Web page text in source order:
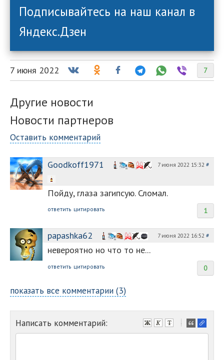
Подписывайтесь на наш канал в
Яндекс.Дзен
7
7 июня 2022
Другие новости
Новости партнеров
Оставить комментарий
Goodkoff1971 7 июня 2022 15:32 #
Пойду, глаза загипсую. Сломал.
1
ответить цитировать
papashka62 7 июня 2022 16:52 #
невероятно но что то не...
0
ответить цитировать
показать все комментарии (3)
Написать комментарий:
-
-